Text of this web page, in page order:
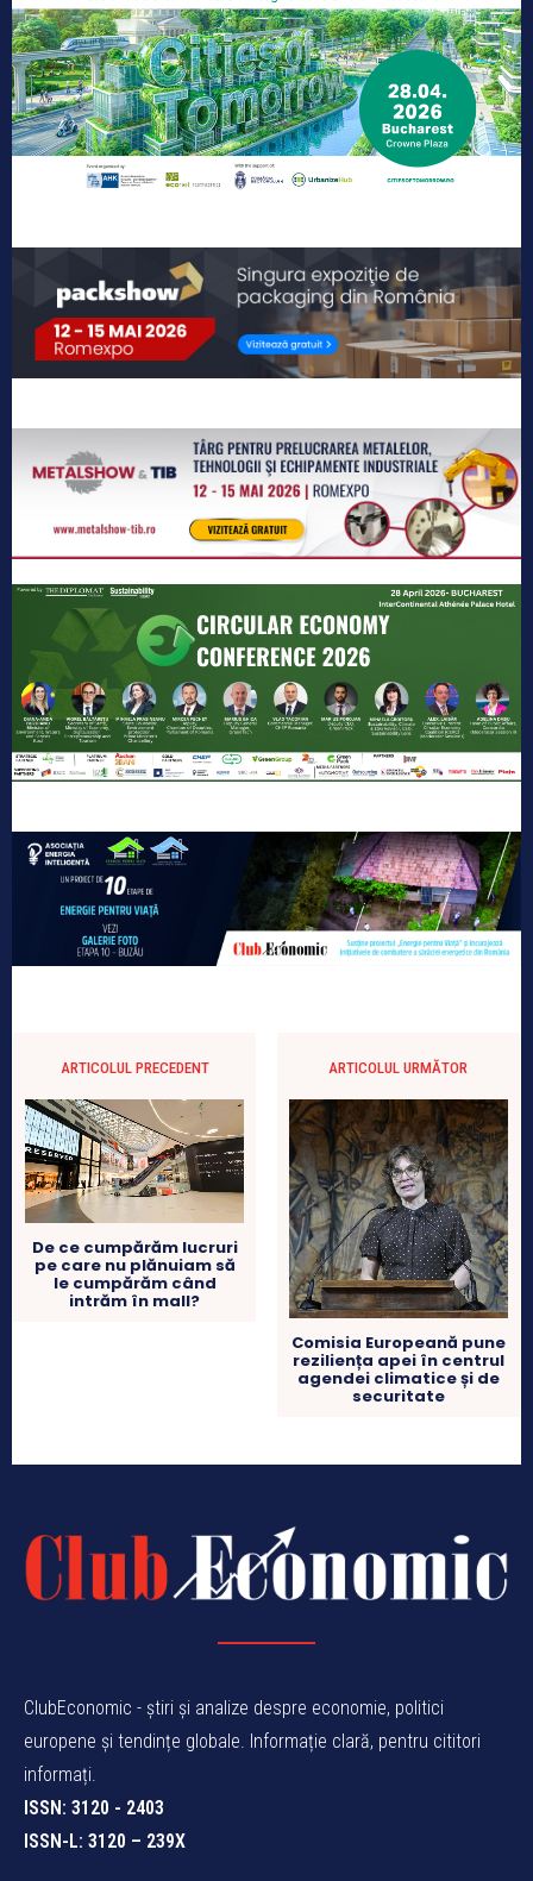
ARTICOLUL PRECEDENT
De ce cumpărăm lucruri
pe care nu plănuiam să
le cumpărăm când
intrăm în mall?
ARTICOLUL URMĂTOR
Comisia Europeană pune
reziliența apei în centrul
agendei climatice și de
securitate
ClubEconomic - știri și analize despre economie, politici
europene și tendințe globale. Informație clară, pentru cititori
informați.
ISSN: 3120 - 2403
ISSN-L: 3120 – 239X